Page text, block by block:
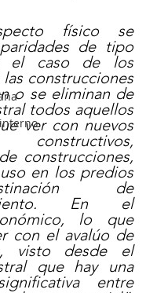
físico se
de tipo
el caso de los
construcciones
o se eliminan de
todos aquellos
ver con nuevos
constructivos,
construcciones,
en los predios
de
En el
lo que
con el avalúo de
visto desde el
que hay una
entre